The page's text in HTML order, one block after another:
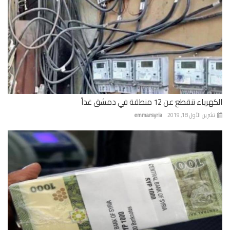
تنقطع عن 12 منطقة في دمشق غداً
emmarsyria الأول 18, 2019